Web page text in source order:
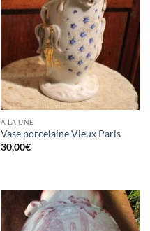
A LA UNE
Vase porcelaine Vieux Paris
30,00€